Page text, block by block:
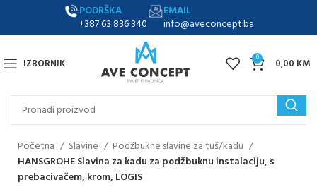
PODRŠKA
+387 63 836 340
EMAIL
info@aveconcept.ba
IZBORNIK 0 0,00 KM
Početna Slavine
Podžbukne slavine za tuš/kadu
HANSGROHE Slavina za kadu za podžbuknu instalaciju, s
prebacivačem, krom, LOGIS